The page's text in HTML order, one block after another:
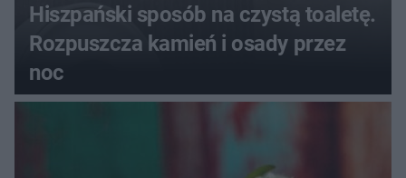
Hiszpański sposób na czystą toaletę.
Rozpuszcza kamień i osady przez
noc